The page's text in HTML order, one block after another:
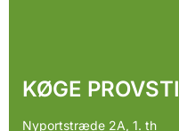
KØGE PROVSTI
Nyportstræde 2A, 1. th